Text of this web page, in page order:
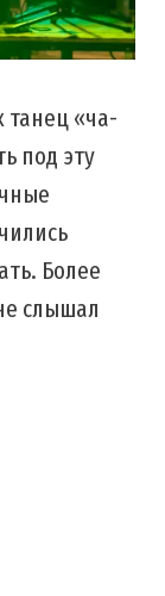
танец «ча-
под эту
Более
слышал